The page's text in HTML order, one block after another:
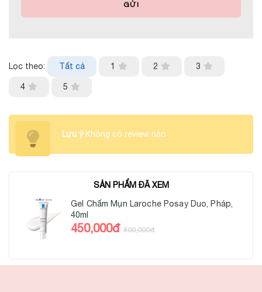
GỬI
Lọc theo: Tất cả 1 2 3
4 5
Lưu ýKhông có review nào
SẢN PHẨM ĐÃ XEM
Gel Chấm Mụn Laroche Posay Duo, Pháp,
40ml
450,000đ 500,000đ